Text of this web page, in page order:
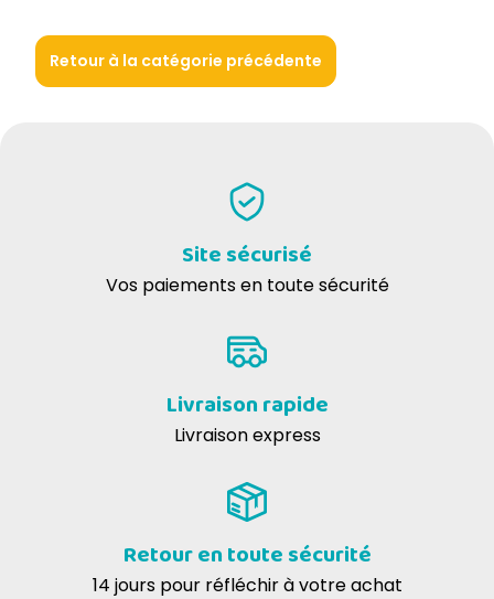
Retour à la catégorie précédente
Site sécurisé
Vos paiements en toute sécurité
Livraison rapide
Livraison express
Retour en toute sécurité
14 jours pour réfléchir à votre achat